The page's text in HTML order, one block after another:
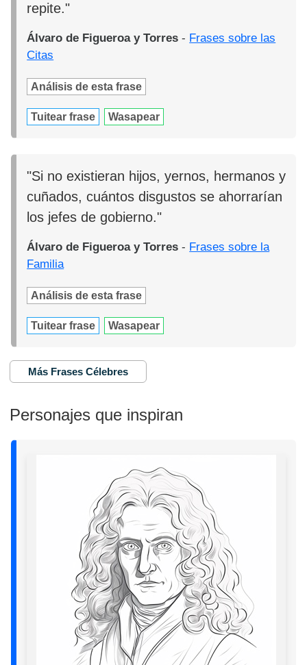
repite."
Álvaro de Figueroa y Torres - Frases sobre las
Citas
Análisis de esta frase
Tuitear frase Wasapear
"Si no existieran hijos, yernos, hermanos y
cuñados, cuántos disgustos se ahorrarían
los jefes de gobierno."
Álvaro de Figueroa y Torres - Frases sobre la
Familia
Análisis de esta frase
Tuitear frase Wasapear
Más Frases Célebres
Personajes que inspiran